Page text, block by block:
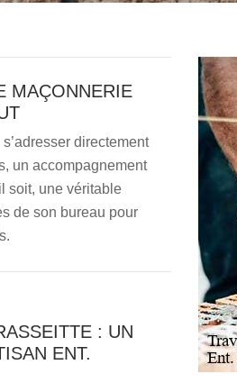
MAÇONNERIE
directement
un accompagnement
soit, une véritable
de son bureau pour
: UN
ENT.